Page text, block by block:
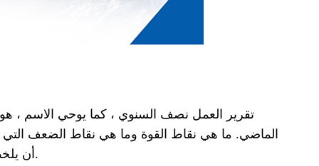
تقرير العمل نصف السنوي ، كما يوحي الاسم ،
الماضي. ما هي نقاط القوة وما هي نقاط الضعف
أن يلخص الأحداث الرئيسية التي حدثت العام الماضي والاستعداد للسنة القادمة.